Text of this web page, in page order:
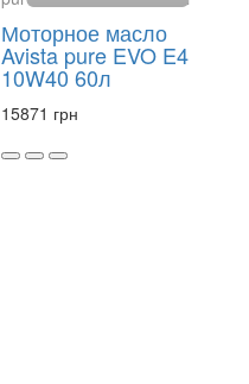
Моторное масло
Avista pure EVO E4
10W40 60л
15871 грн